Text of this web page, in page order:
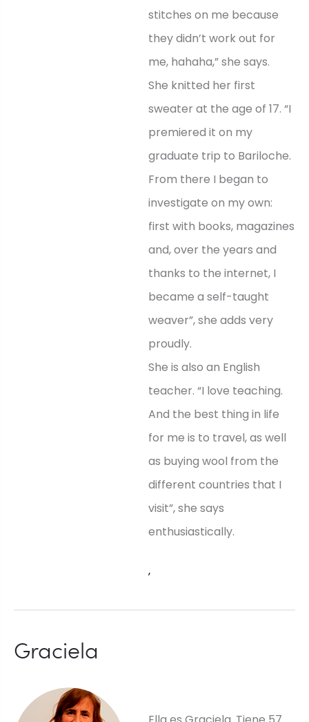
stitches on me because
they didn’t work out for
me, hahaha,” she says.
She knitted her first
sweater at the age of 17. “I
premiered it on my
graduate trip to Bariloche.
From there I began to
investigate on my own:
first with books, magazines
and, over the years and
thanks to the internet, I
became a self-taught
weaver”, she adds very
proudly.
She is also an English
teacher. “I love teaching.
And the best thing in life
for me is to travel, as well
as buying wool from the
different countries that I
visit”, she says
enthusiastically.
,
Graciela